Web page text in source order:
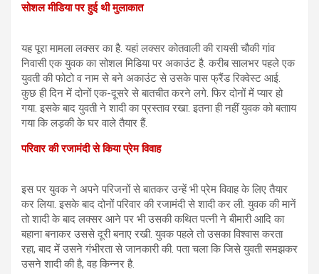
सोशल मीडिया पर हुई थी मुलाकात
यह पूरा मामला लक्‍सर का है. यहां लक्सर कोतवाली की रायसी चौकी गांव
निवासी एक युवक का सोशल मिडिया पर अकाउंट है. करीब सालभर पहले एक
युवती की फोटो व नाम से बने अकाउंट से उसके पास फ्रैंड रिक्वेस्ट आई.
कुछ ही दिन में दोनों एक-दूसरे से बातचीत करने लगे. फिर दोनों में प्यार हो
गया. इसके बाद युवती ने शादी का प्रस्ताव रखा. इतना ही नहीं युवक को बतााय
गया कि लड़की के घर वाले तैयार हैं.
परिवार की रजामंदी से किया प्रेम विवाह
इस पर युवक ने अपने परिजनों से बातकर उन्हें भी प्रेम विवाह के लिए तैयार
कर लिया. इसके बाद दोनों परिवार की रजामंदी से शादी कर ली. युवक की मानें
तो शादी के बाद लक्सर आने पर भी उसकी कथित पत्नी ने बीमारी आदि का
बहाना बनाकर उससे दूरी बनाए रखी. युवक पहले तो उसका विश्वास करता
रहा, बाद में उसने गंभीरता से जानकारी की. पता चला कि जिसे युवती समझकर
उसने शादी की है, वह किन्नर है.